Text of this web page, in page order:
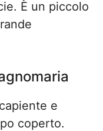
È un piccolo
e
coperto.